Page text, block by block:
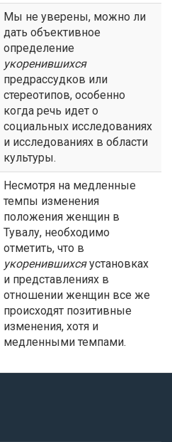
Мы не уверены, можно ли
дать объективное
определение
укоренившихся
предрассудков или
стереотипов, особенно
когда речь идет о
социальных исследованиях
и исследованиях в области
культуры.
Несмотря на медленные
темпы изменения
положения женщин в
Тувалу, необходимо
отметить, что в
укоренившихсяустановках
и представлениях в
отношении женщин все же
происходят позитивные
изменения, хотя и
медленными темпами.